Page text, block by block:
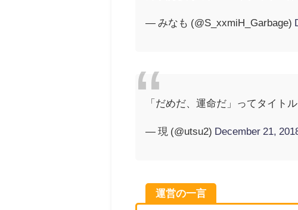
— みなも (@S_xxmiH_Garbage)
「だめだ、運命だ」ってタイト
— 現 (@utsu2) December 21,
運営の一言